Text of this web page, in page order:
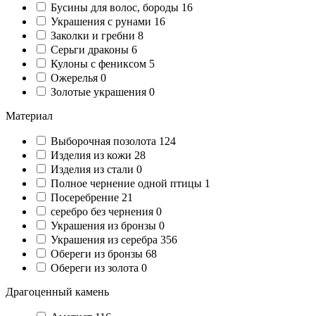
Бусины для волос, бороды 16
Украшения с рунами 16
Заколки и гребни 8
Серьги драконы 6
Кулоны с фениксом 5
Ожерелья 0
Золотые украшения 0
Материал
Выборочная позолота 124
Изделия из кожи 28
Изделия из стали 0
Полное чернение одной птицы 1
Посеребрение 21
серебро без чернения 0
Украшения из бронзы 0
Украшения из серебра 356
Обереги из бронзы 68
Обереги из золота 0
Драгоценный камень